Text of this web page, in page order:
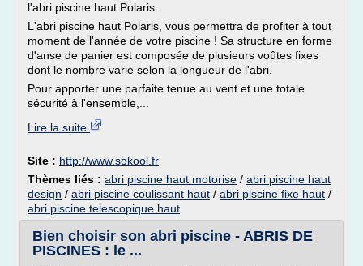
l'abri piscine haut Polaris.
L'abri piscine haut Polaris, vous permettra de profiter à tout
moment de l'année de votre piscine ! Sa structure en forme
d'anse de panier est composée de plusieurs voûtes fixes
dont le nombre varie selon la longueur de l'abri.
Pour apporter une parfaite tenue au vent et une totale
sécurité à l'ensemble,...
Lire la suite
Site : http://www.sokool.fr
Thèmes liés : abri piscine haut motorise / abri piscine haut
design / abri piscine coulissant haut / abri piscine fixe haut /
abri piscine telescopique haut
Bien choisir son abri piscine - ABRIS DE
PISCINES : le ...